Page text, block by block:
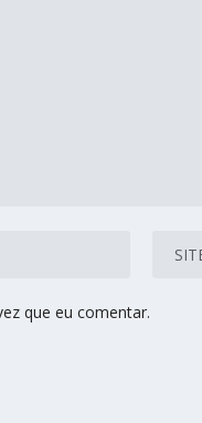
que eu comentar.